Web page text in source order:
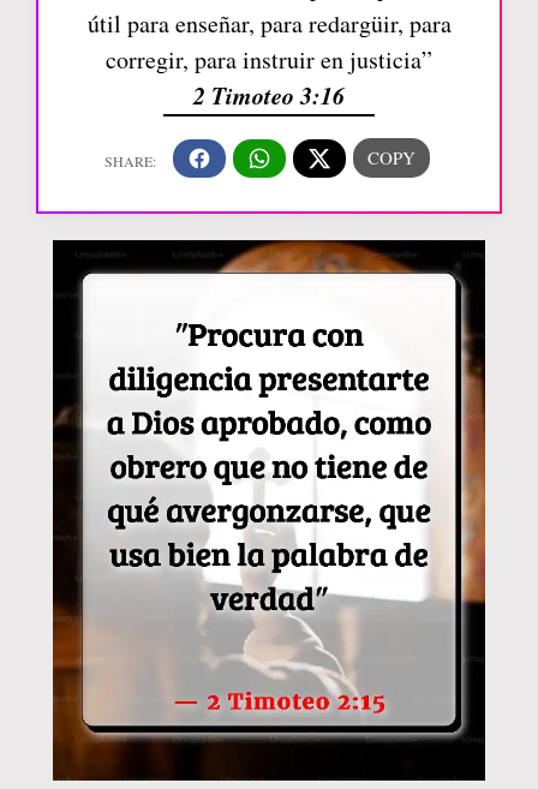
útil para enseñar, para redargüir, para
corregir, para instruir en justicia”
2 Timoteo 3:16